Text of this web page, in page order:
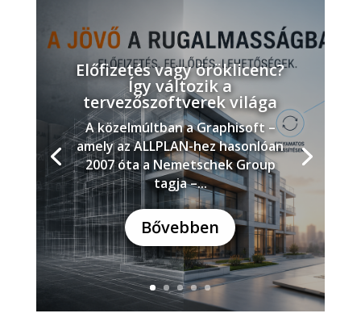
Előfizetés vagy öröklicenc?
Így változik a
tervezőszoftverek világa
A közelmúltban a Graphisoft –
amely az ALLPLAN-hez hasonlóan
2007 óta a Nemetschek Group
tagja –...
Bővebben